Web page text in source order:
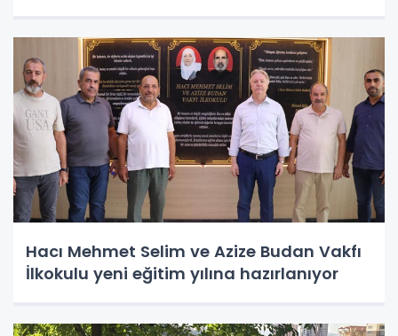
Hacı Mehmet Selim ve Azize Budan Vakfı
İlkokulu yeni eğitim yılına hazırlanıyor